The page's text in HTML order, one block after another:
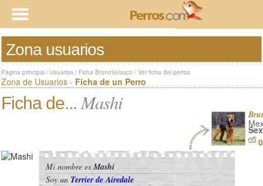
Zona usuarios
Página principal / Usuarios / Ficha BrunoVelasco / Ver ficha del perros
Zona de Usuarios - Ficha de un Perro
Ficha de... Mashi
Mi nombre esMashi
Soy un Terrier de Airedale